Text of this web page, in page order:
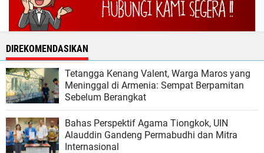
DIREKOMENDASIKAN
Tetangga Kenang Valent, Warga Maros yang
Meninggal di Armenia: Sempat Berpamitan
Sebelum Berangkat
Bahas Perspektif Agama Tiongkok, UIN
Alauddin Gandeng Permabudhi dan Mitra
Internasional